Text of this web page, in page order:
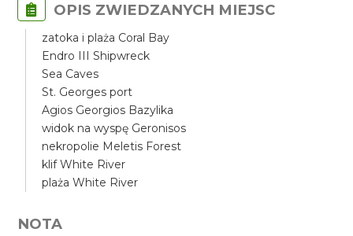
OPIS ZWIEDZANYCH MIEJSC
zatoka i plaża Coral Bay
Endro III Shipwreck
Sea Caves
St. Georges port
Agios Georgios Bazylika
widok na wyspę Geronisos
nekropolie Meletis Forest
klif White River
plaża White River
NOTA